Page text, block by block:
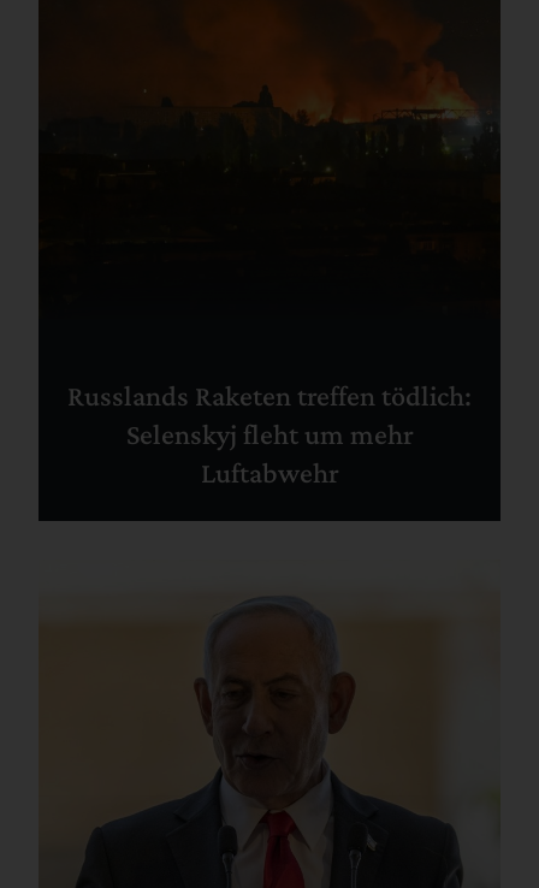
Russlands Raketen treffen tödlich:
Selenskyj fleht um mehr
Luftabwehr